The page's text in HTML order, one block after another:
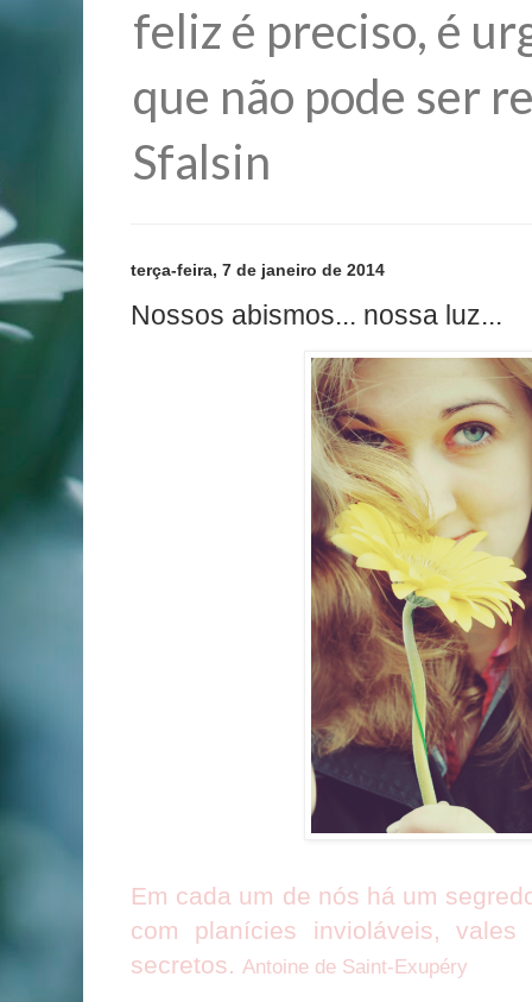
feliz é preciso, é
que não pode ser
Sfalsin
terça-feira, 7 de janeiro de 2014
Nossos abismos... nossa luz...
Em cada um de nós há um
com planícies invioláveis,
secretos. Antoine de Saint-Exupéry